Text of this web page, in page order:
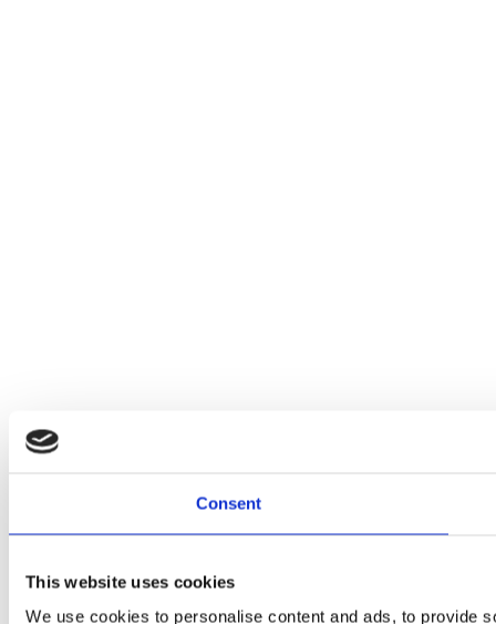
Consent
This website uses cookies
We use cookies to personalise content and ads, to provide